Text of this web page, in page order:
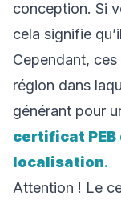
conception. Si
cela signifie
Cependant,
région dans
générant pour
certificat
localisation.
Attention ! Le